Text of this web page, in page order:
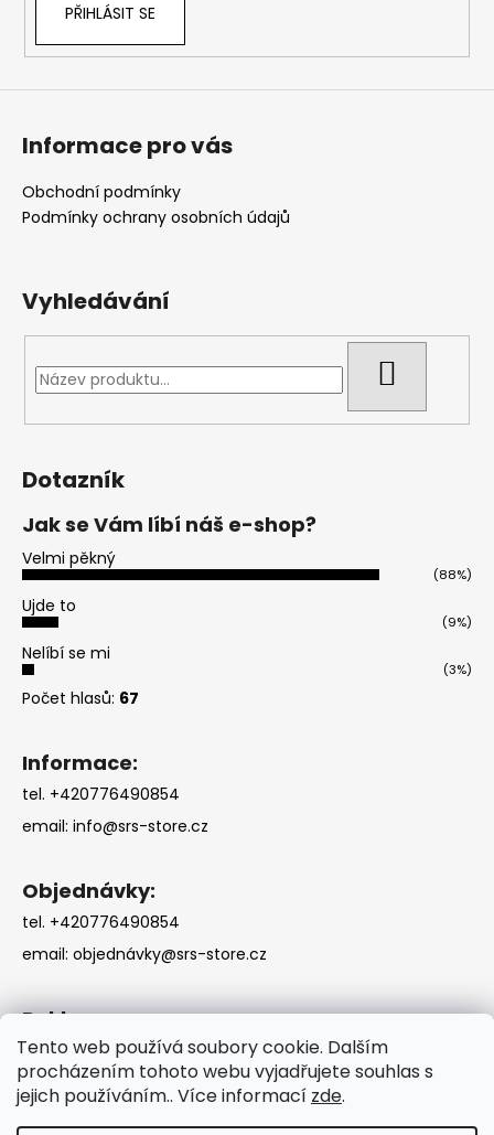
Tento web používá soubory cookie. Dalším
procházením tohoto webu vyjadřujete souhlas s
jejich používáním.. Více informací zde.
PŘIHLÁSIT SE
Informace pro vás
Obchodní podmínky
Podmínky ochrany osobních údajů
Vyhledávání
Dotazník
Jak se Vám líbí náš e-shop?
Velmi pěkný
(88%)
Ujde to
(9%)
Nelíbí se mi
(3%)
Počet hlasů: 67
Informace:
tel. +420776490854
email: info@srs-store.cz
Objednávky:
tel. +420776490854
email: objednávky@srs-store.cz
Reklamace:
tel. +420776490854
email:reklamace@srs-store.cz